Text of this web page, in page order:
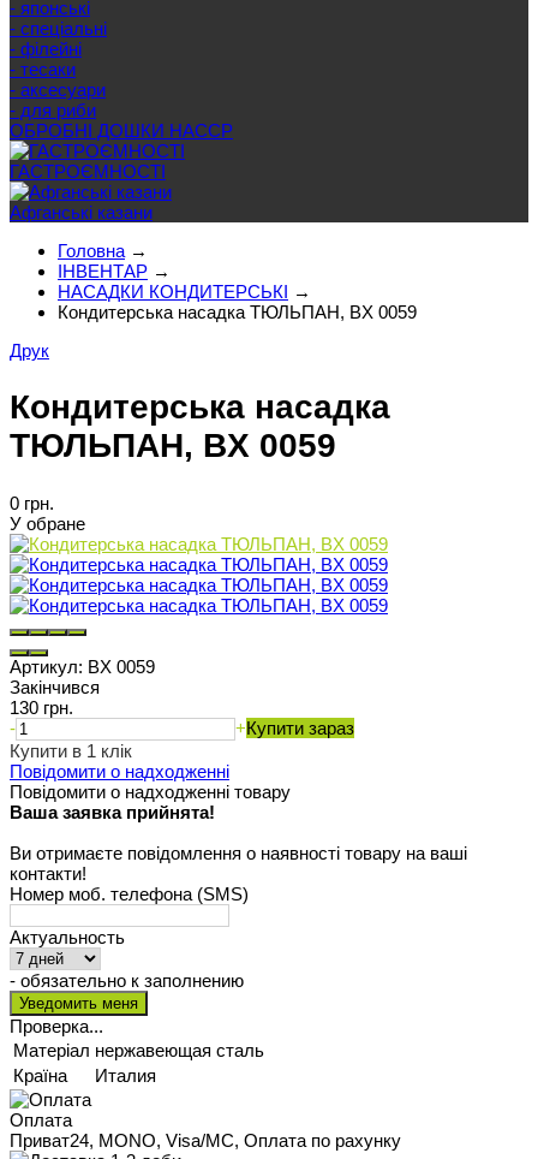
- японські
- спеціальні
- філейні
- тесаки
- аксесуари
- для риби
ОБРОБНІ ДОШКИ HACCP
ГАСТРОЄМНОСТІ
Афганські казани
Головна →
ІНВЕНТАР →
НАСАДКИ КОНДИТЕРСЬКІ →
Кондитерська насадка ТЮЛЬПАН, BX 0059
Друк
Кондитерська насадка
ТЮЛЬПАН, BX 0059
0 грн.
У обране
Артикул: BX 0059
Закінчився
130 грн.
-
+Купити зараз
Купити в 1 клік
Повідомити о надходженні
Повідомити о надходженні товару
Ваша заявка прийнята!
Ви отримаєте повідомлення о наявності товару на ваші
контакти!
Номер моб. телефона (SMS)
Актуальность
- обязательно к заполнению
Проверка...
Матеріал нержавеющая сталь
Країна
Италия
Оплата
Приват24, MONO, Visa/MC, Оплата по рахунку